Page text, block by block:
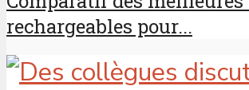
rechargeables pour...